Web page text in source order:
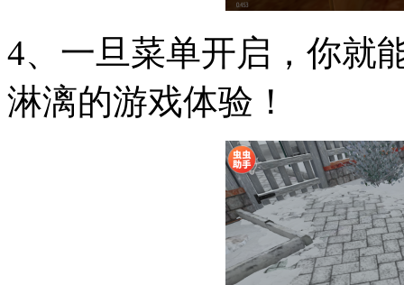
4、一旦菜单开启，你就
淋漓的游戏体验！